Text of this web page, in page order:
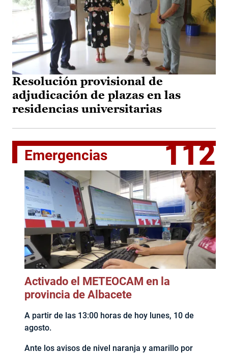
Resolución provisional de
adjudicación de plazas en las
residencias universitarias
Emergencias 112
Activado el METEOCAM en la
provincia de Albacete
A partir de las 13:00 horas de hoy lunes, 10 de
agosto.
Ante los avisos de nivel naranja y amarillo por